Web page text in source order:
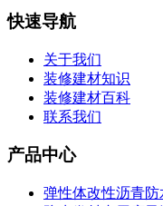
快速导航
关于我们
装修建材知识
装修建材百科
联系我们
产品中心
弹性体改性沥青防